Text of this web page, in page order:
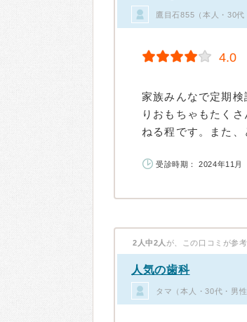
鷹目石855（本人・30代
4.0
家族みんなで定期
りおもちゃもたく
ねる程です。また
受診時期： 2024年11月
2人中2人 が、この口コミが参
人気の歯科
タマ（本人・30代・男